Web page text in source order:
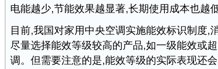
电能越少,节能效果越显著,长期使用成本也越
目前,我国对家用中央空调实施能效标识制度,
尽量选择能效等级较高的产品,如一级能效或
调。但需要注意的是,能效等级的实际表现还